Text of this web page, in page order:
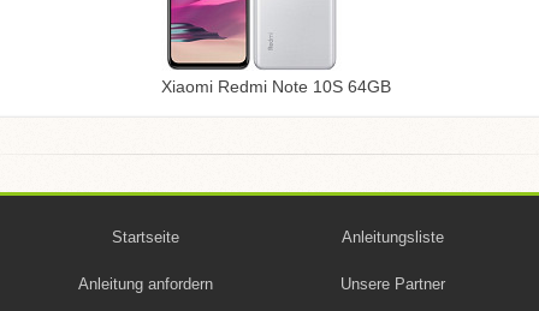
Xiaomi Redmi Note 10S 64GB
Startseite Anleitungsliste
Anleitung anfordern Unsere Partner